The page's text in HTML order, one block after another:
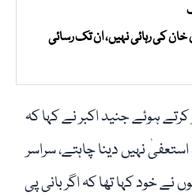
کی رہائی نہیں، ان تک رسائی
ہوئے جنید اکبر نے کہا کہ
نہیں دینا چاہتے، سراسر
خود کہا تھا کہ اگر بانی پی